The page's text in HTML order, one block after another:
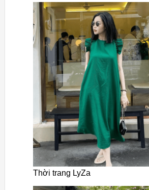
Thời trang LyZa